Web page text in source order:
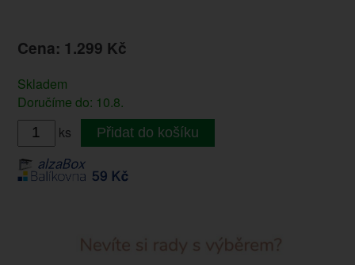
Cena: 1.299 Kč
Skladem
Doručíme do: 10.8.
ks
Přidat do košíku